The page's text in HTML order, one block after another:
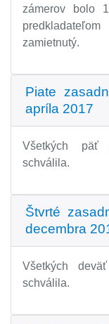
zámerov bolo
zamietnutý.
Piate
apríla 2017
Všetkých päť
schválila.
Štvrté
decembra
Všetkých
schválila.